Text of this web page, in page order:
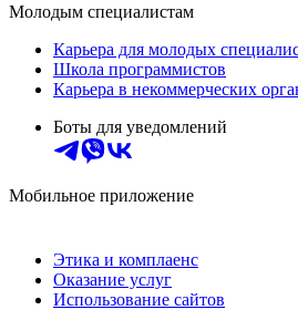
Молодым специалистам
Карьера для молодых
Школа программистов
Карьера в некоммерческих
Боты для уведомлений
Мобильное приложение
Этика и комплаенс
Оказание услуг
Использование сайтов